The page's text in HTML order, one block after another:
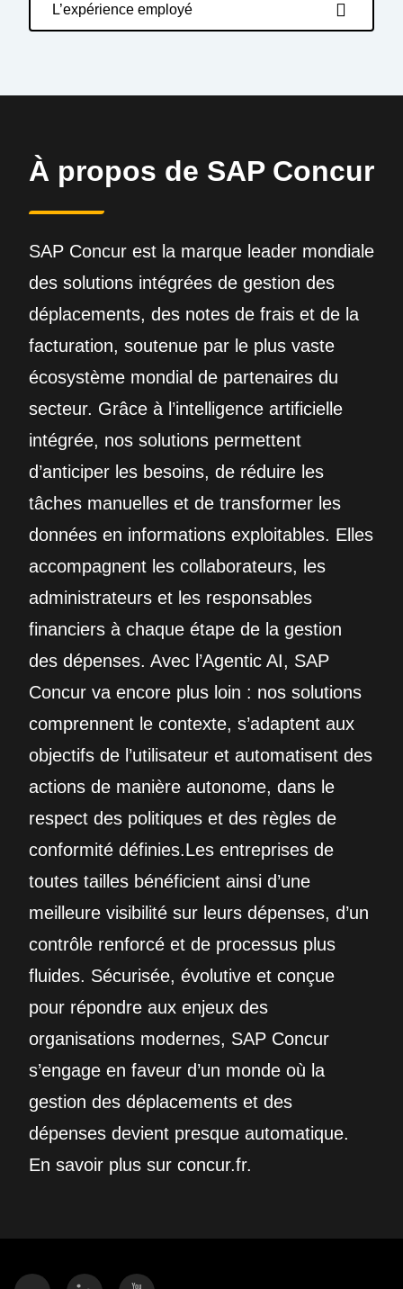
L’expérience employé
À propos de SAP Concur
SAP Concur est la marque leader mondiale
des solutions intégrées de gestion des
déplacements, des notes de frais et de la
facturation, soutenue par le plus vaste
écosystème mondial de partenaires du
secteur. Grâce à l’intelligence artificielle
intégrée, nos solutions permettent
d’anticiper les besoins, de réduire les
tâches manuelles et de transformer les
données en informations exploitables. Elles
accompagnent les collaborateurs, les
administrateurs et les responsables
financiers à chaque étape de la gestion
des dépenses. Avec l’Agentic AI, SAP
Concur va encore plus loin : nos solutions
comprennent le contexte, s’adaptent aux
objectifs de l’utilisateur et automatisent des
actions de manière autonome, dans le
respect des politiques et des règles de
conformité définies.Les entreprises de
toutes tailles bénéficient ainsi d’une
meilleure visibilité sur leurs dépenses, d’un
contrôle renforcé et de processus plus
fluides. Sécurisée, évolutive et conçue
pour répondre aux enjeux des
organisations modernes, SAP Concur
s’engage en faveur d’un monde où la
gestion des déplacements et des
dépenses devient presque automatique.
En savoir plus sur concur.fr.